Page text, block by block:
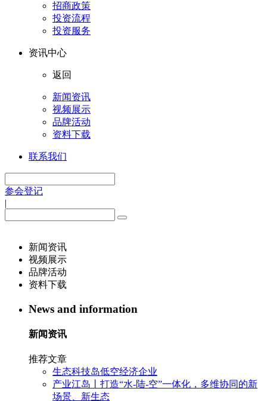
招商政策
投资流程
投资服务
资讯中心
返回
新闻资讯
视频展示
品牌活动
资料下载
联系我们
参会登记
|
新闻资讯
视频展示
品牌活动
资料下载
News and information
新闻资讯
推荐文章
生态科技岛低空经济企业
产业江岛丨打造“水-陆-空”一体化，多维协同的新
场景、新生态